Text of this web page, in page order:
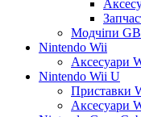
Модчіпи
Nintendo Wii
Аксесуари
Nintendo Wii U
Приставки
Аксесуари